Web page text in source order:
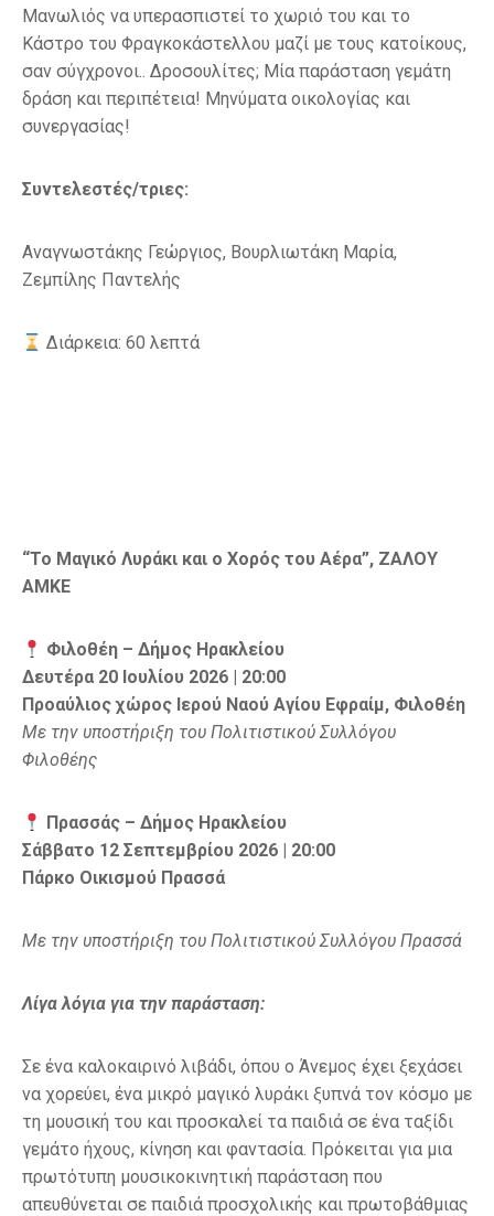
Μανωλιός να υπερασπιστεί το χωριό του και το
Κάστρο του Φραγκοκάστελλου μαζί με τους κατοίκους,
σαν σύγχρονοι.. Δροσουλίτες; Μία παράσταση γεμάτη
δράση και περιπέτεια! Μηνύματα οικολογίας και
συνεργασίας!
Συντελεστές/τριες:
Αναγνωστάκης Γεώργιος, Βουρλιωτάκη Μαρία,
Ζεμπίλης Παντελής
Διάρκεια: 60 λεπτά
“Το Μαγικό Λυράκι και ο Χορός του Αέρα”, ΖΑΛΟΥ
ΑΜΚΕ
Φιλοθέη – Δήμος Ηρακλείου
Δευτέρα 20 Ιουλίου 2026 | 20:00
Προαύλιος χώρος Ιερού Ναού Αγίου Εφραίμ, Φιλοθέη
Με την υποστήριξη του Πολιτιστικού Συλλόγου
Φιλοθέης
Πρασσάς – Δήμος Ηρακλείου
Σάββατο 12 Σεπτεμβρίου 2026 | 20:00
Πάρκο Οικισμού Πρασσά
Με την υποστήριξη του Πολιτιστικού Συλλόγου Πρασσά
Λίγα λόγια για την παράσταση:
Σε ένα καλοκαιρινό λιβάδι, όπου ο Άνεμος έχει ξεχάσει
να χορεύει, ένα μικρό μαγικό λυράκι ξυπνά τον κόσμο με
τη μουσική του και προσκαλεί τα παιδιά σε ένα ταξίδι
γεμάτο ήχους, κίνηση και φαντασία. Πρόκειται για μια
πρωτότυπη μουσικοκινητική παράσταση που
απευθύνεται σε παιδιά προσχολικής και πρωτοβάθμιας